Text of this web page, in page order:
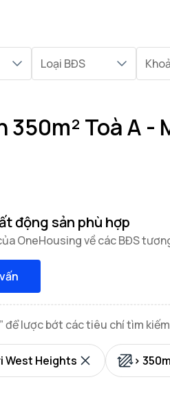
Loại BĐS
350m² Toà A
động sản phù hợp
OneHousing về các BĐS
để lược bớt các tiêu chí tìm kiếm
West Heights >